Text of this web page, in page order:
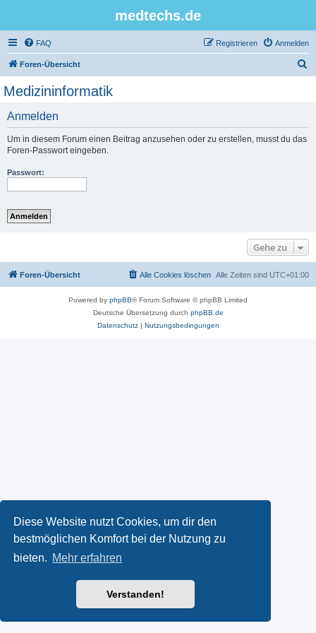
Diese Website nutzt Cookies, um dir den
bestmöglichen Komfort bei der Nutzung zu
bieten. Mehr erfahren
Verstanden!
medtechs.de
FAQ Anmelden
Registrieren
Foren-Übersicht
Medizininformatik
Anmelden
Um in diesem Forum einen Beitrag anzusehen oder zu erstellen, musst du das
Foren-Passwort eingeben.
Passwort:
Gehe zu
Foren-Übersicht Alle Zeiten sind UTC+01:00
Alle Cookies löschen
Powered by phpBB® Forum Software © phpBB Limited
Deutsche Übersetzung durch phpBB.de
Datenschutz| Nutzungsbedingungen